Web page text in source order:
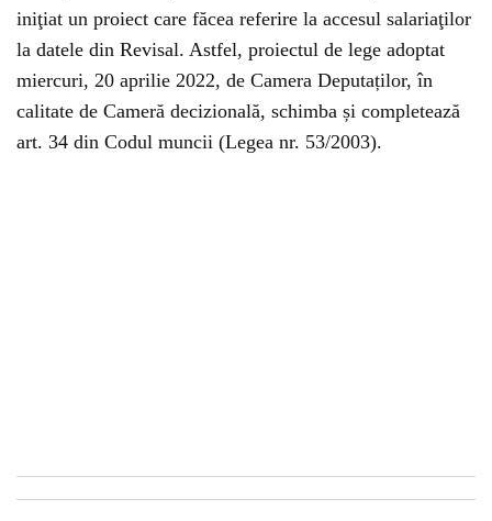
iniţiat un proiect care făcea referire la accesul salariaţilor
la datele din Revisal. Astfel, proiectul de lege adoptat
miercuri, 20 aprilie 2022, de Camera Deputaților, în
calitate de Cameră decizională, schimba și completează
art. 34 din Codul muncii (Legea nr. 53/2003).